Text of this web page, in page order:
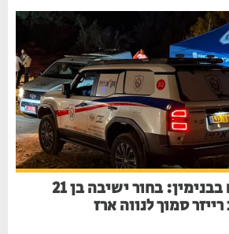
אסון בין הזמנים בבנימין: בחור ישיבה בן 21
סמוך לנווה ארז